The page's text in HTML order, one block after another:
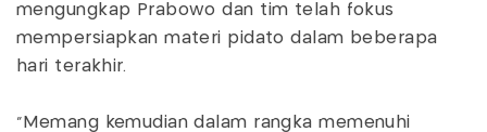
mengungkap Prabowo dan tim telah fokus
mempersiapkan materi pidato dalam beberapa
hari terakhir.
“Memang kemudian dalam rangka memenuhi